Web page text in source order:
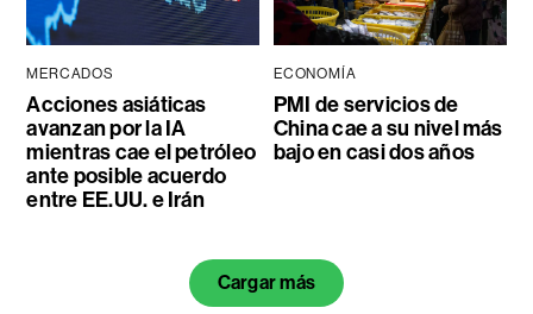
MERCADOS
Acciones asiáticas
avanzan por la IA
mientras cae el petróleo
ante posible acuerdo
entre EE.UU. e Irán
ECONOMÍA
PMI de servicios de
China cae a su nivel más
bajo en casi dos años
Cargar más